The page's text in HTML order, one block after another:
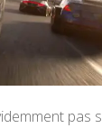
pas